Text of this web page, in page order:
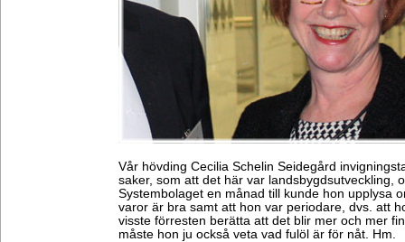
Vår hövding Cecilia Schelin Seidegård
saker, som att det här var landsbygdsutveckling,
Systembolaget en månad till kunde hon upplysa
varor är bra samt att hon var periodare, dvs. att
visste förresten berätta att det blir mer och mer
måste hon ju också veta vad fulöl är för nåt. Hm.